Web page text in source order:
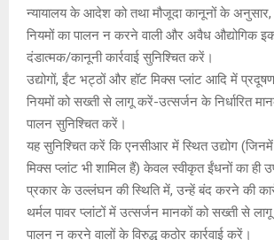
न्यायालय के आदेश को तथा मौजूदा कानूनों के
नियमों का पालन न करने वाली और अवैध औद्योगिक
दंडात्मक/कानूनी कार्रवाई सुनिश्चित करें।
उद्योगों, ईंट भट्ठों और हॉट मिक्स प्लांट आदि में
नियमों को सख्ती से लागू करें-उत्सर्जन के निर्धारित
पालन सुनिश्चित करें।
यह सुनिश्चित करें कि एनसीआर में स्थित उद्योग
मिक्स प्लांट भी शामिल हैं) केवल स्वीकृत ईंधनों का ही
प्रकार के उल्लंघन की स्थिति में, उन्हें बंद करने की
थर्मल पावर प्लांटों में उत्सर्जन मानकों को सख्ती से
पालन न करने वालों के विरुद्ध कठोर कार्रवाई करें।